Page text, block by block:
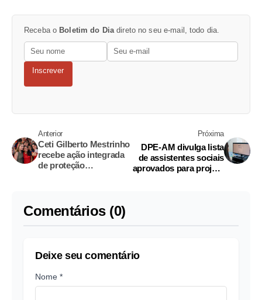
Receba o Boletim do Diadireto no seu e-mail, todo dia.
Inscrever
Anterior
Ceti Gilberto Mestrinho
recebe ação integrada
de proteção
Próxima
DPE-AM divulga lista
de assistentes sociais
aprovados para projeto
Comentários (0)
Deixe seu comentário
Nome *